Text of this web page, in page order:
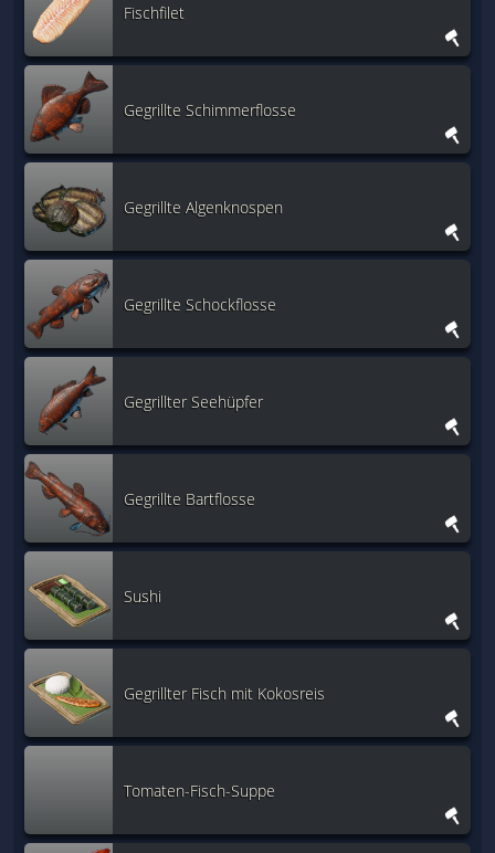
Fischfilet
Gegrillte Schimmerflosse
Gegrillte Algenknospen
Gegrillte Schockflosse
Gegrillter Seehüpfer
Gegrillte Bartflosse
Sushi
Gegrillter Fisch mit Kokosreis
Tomaten-Fisch-Suppe